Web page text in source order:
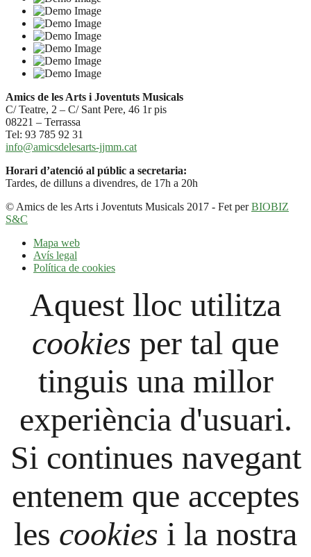
Amics de les Arts i Joventuts Musicals
C/ Teatre, 2 – C/ Sant Pere, 46 1r pis
08221 – Terrassa
Tel: 93 785 92 31
info@amicsdelesarts-jjmm.cat
Horari d’atenció al públic a secretaria:
Tardes, de dilluns a divendres, de 17h a 20h
© Amics de les Arts i Joventuts Musicals 2017 - Fet perBIOBIZ
S&C
Mapa web
Avís legal
Política de cookies
Aquest lloc utilitza
cookies per tal que
tinguis una millor
experiència d'usuari.
Si continues navegant
entenem que acceptes
les cookies i la nostra